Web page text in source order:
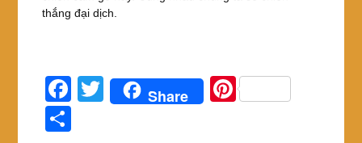
thắng đại dịch.
F
a
T
Share
Pi